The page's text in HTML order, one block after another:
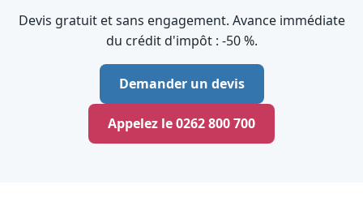
Devis gratuit et sans engagement. Avance immédiate
du crédit d'impôt : ‑50 %.
Demander un devis
Appelez le 0262 800 700